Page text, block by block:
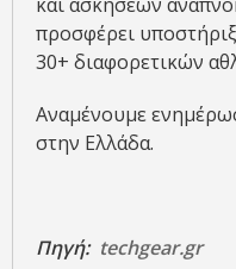
προσφέρει
30+ διαφορετικών
Αναμένουμε
στην Ελλάδα.
Πηγή: techgear.gr